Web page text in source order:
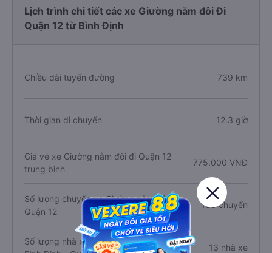
Lịch trình chi tiết các xe Giường nằm đôi Đi
Quận 12 từ Bình Định
Chiều dài tuyến đường 739 km
Thời gian di chuyển 12.3 giờ
Giá vé xe Giường nằm đôi đi Quận 12
trung bình
775.000 VNĐ
Số lượng chuyến xe Giường nằm đôi đi
Quận 12
133 chuyến
Số lượng nhà xe Giường nằm đôi tuyến
13 nhà xe